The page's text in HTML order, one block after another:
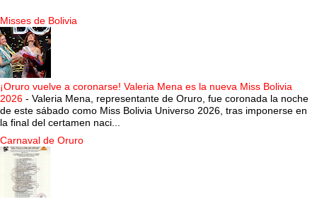
Misses de Bolivia
¡Oruro vuelve a coronarse! Valeria Mena es la nueva Miss Bolivia
2026 - Valeria Mena, representante de Oruro, fue coronada la noche
de este sábado como Miss Bolivia Universo 2026, tras imponerse en
la final del certamen naci...
Carnaval de Oruro